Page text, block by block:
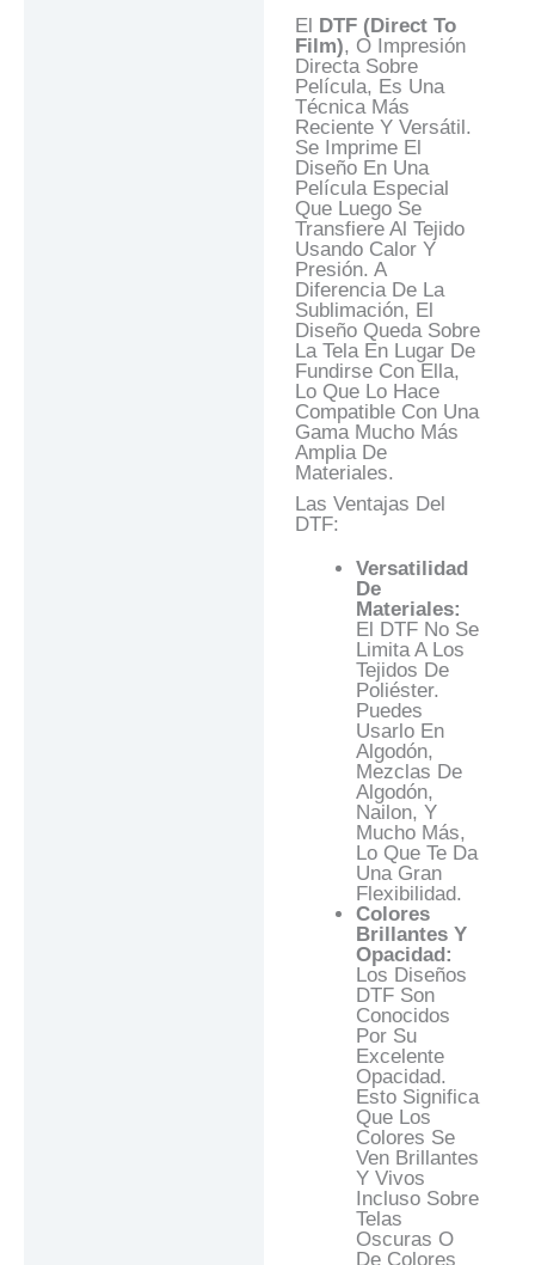
El DTF (Direct To
Film), O Impresión
Directa Sobre
Película, Es Una
Técnica Más
Reciente Y Versátil.
Se Imprime El
Diseño En Una
Película Especial
Que Luego Se
Transfiere Al Tejido
Usando Calor Y
Presión. A
Diferencia De La
Sublimación, El
Diseño Queda Sobre
La Tela En Lugar De
Fundirse Con Ella,
Lo Que Lo Hace
Compatible Con Una
Gama Mucho Más
Amplia De
Materiales.
Las Ventajas Del
DTF:
Versatilidad
De
Materiales:
El DTF No Se
Limita A Los
Tejidos De
Poliéster.
Puedes
Usarlo En
Algodón,
Mezclas De
Algodón,
Nailon, Y
Mucho Más,
Lo Que Te Da
Una Gran
Flexibilidad.
Colores
Brillantes Y
Opacidad:
Los Diseños
DTF Son
Conocidos
Por Su
Excelente
Opacidad.
Esto Significa
Que Los
Colores Se
Ven Brillantes
Y Vivos
Incluso Sobre
Telas
Oscuras O
De Colores